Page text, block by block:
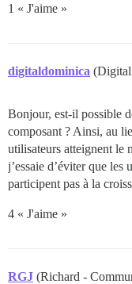
1 « J'aime »
digitaldominica
Bonjour, est-il possible
composant ? Ainsi, au
utilisateurs atteignent le
j’essaie d’éviter que les
participent pas à la
4 « J'aime »
RGJ (Richard -